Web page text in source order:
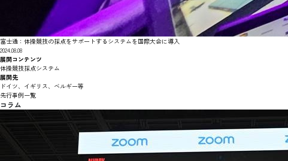
富士通：体操競技の採点をサポートするシステムを国際大会に導入
2024.08.08
展開コンテンツ
体操競技採点システム
展開先
ドイツ、イギリス、ベルギー等
先行事例一覧
コラム